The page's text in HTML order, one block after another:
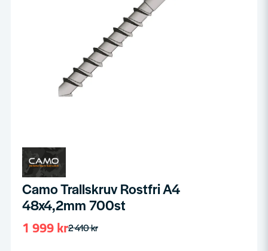
Camo Trallskruv Rostfri A4
48x4,2mm 700st
2 410 kr
1 999 kr